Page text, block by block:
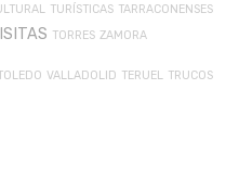
TURÍSTICAS TARRACONENSES
TORRES ZAMORA
VALLADOLID TERUEL TRUCOS